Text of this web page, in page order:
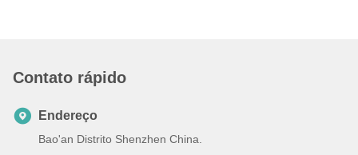
Contato rápido
Endereço
Bao'an Distrito Shenzhen China.